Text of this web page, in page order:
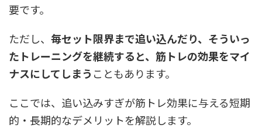
要です。
ただし、 毎セット限界まで追い込んだり、そういっ
たトレーニングを継続すると、筋トレの効果をマイ
ナスにしてしまう こともあります。
ここでは、追い込みすぎが筋トレ効果に与える短期
的・長期的なデメリットを解説します。